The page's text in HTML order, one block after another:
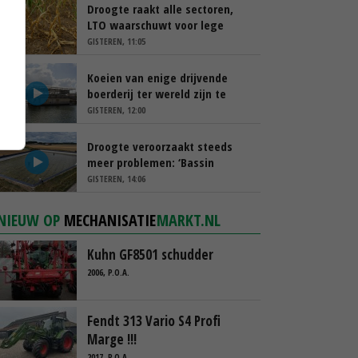
Droogte raakt alle sectoren,
LTO waarschuwt voor lege
schappen
GISTEREN, 11:05
Koeien van enige drijvende
boerderij ter wereld zijn te
koop
GISTEREN, 12:00
Droogte veroorzaakt steeds
meer problemen: ‘Bassin
afgelopen week al leeg’
GISTEREN, 14:06
OP MECHANISATIEMARKT.NL
Kuhn GF8501 schudder
2006, P.O.A.
Fendt 313 Vario S4 Profi
Marge !!!